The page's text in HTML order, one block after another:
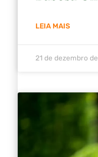
LEIA MAIS
21 de dezembro